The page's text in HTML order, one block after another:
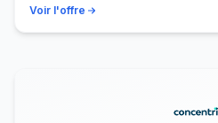
Voir l'offre